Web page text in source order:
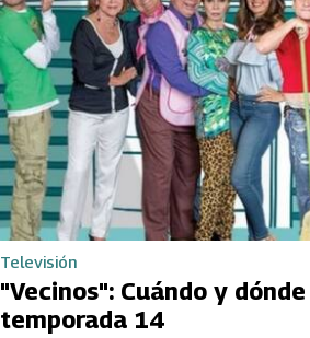
Televisión
"Vecinos": Cuándo y
temporada 14